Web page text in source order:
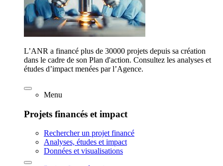
L’ANR a financé plus de 30000 projets depuis sa création
dans le cadre de son Plan d'action. Consultez les analyses et
études d’impact menées par l’Agence.
Menu
Projets financés et impact
Rechercher un projet financé
Analyses, études et impact
Données et visualisations